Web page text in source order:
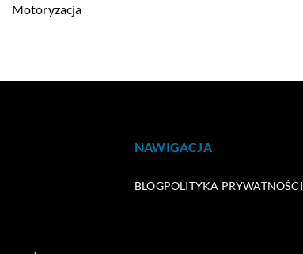
Motoryzacja
NAWIGACJA
BLOGPOLITYKA PRYWATNOŚCI